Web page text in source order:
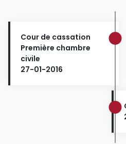
Cour de cassation
Première chambre
civile
27-01-2016